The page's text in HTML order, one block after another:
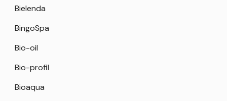
Bielenda
BingoSpa
Bio-oil
Bio-profil
Bioaqua